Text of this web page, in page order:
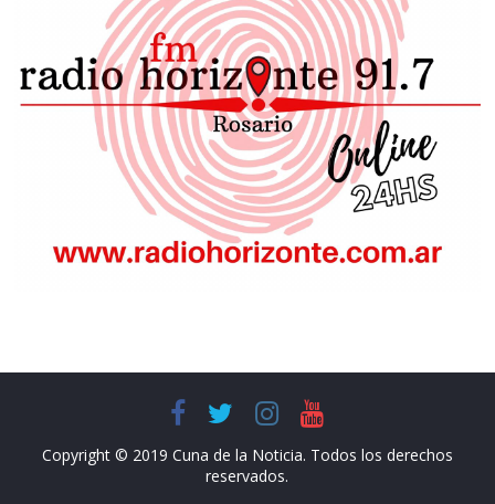
Copyright © 2019 Cuna de la Noticia. Todos los derechos
reservados.